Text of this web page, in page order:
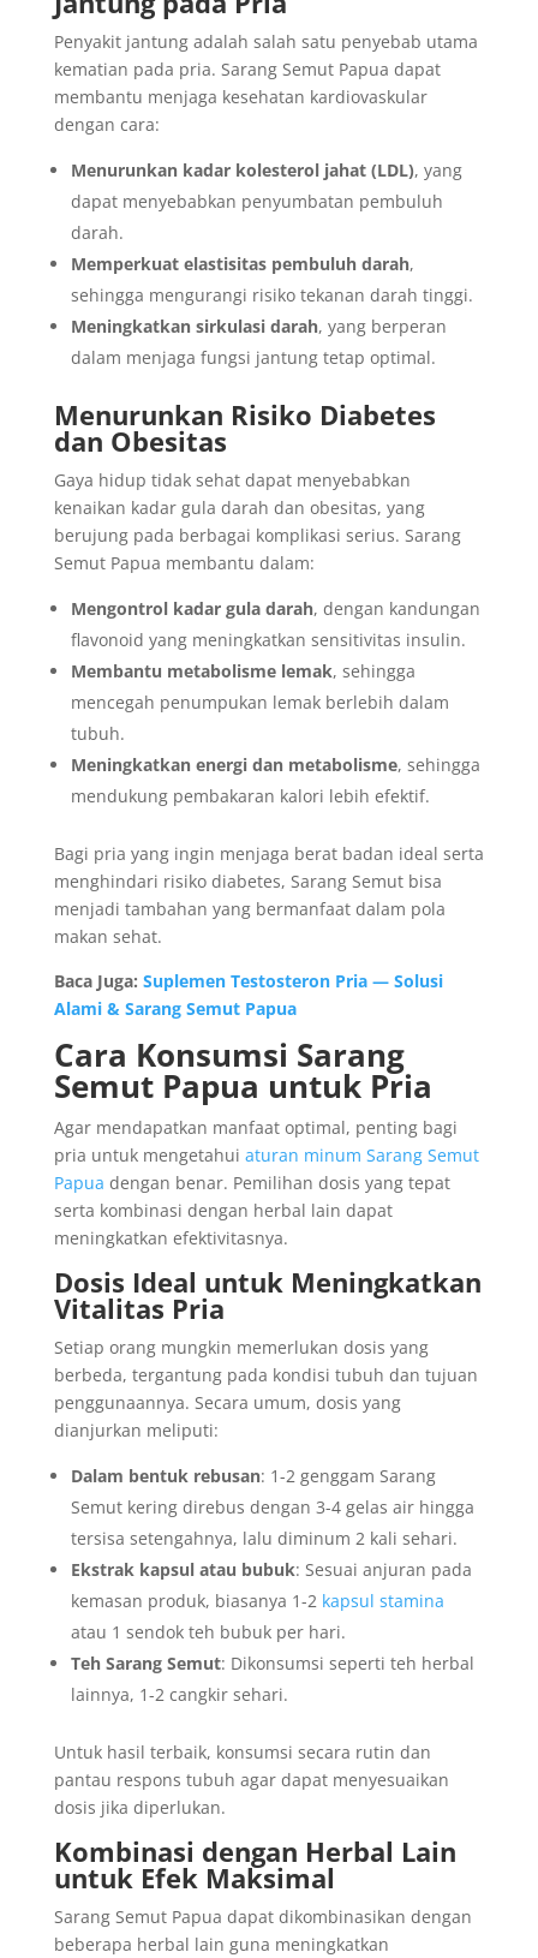
Penyakit jantung adalah salah satu penyebab utama
kematian pada pria. Sarang Semut Papua dapat
membantu menjaga kesehatan kardiovaskular
dengan cara:
Menurunkan kadar kolesterol jahat (LDL), yang
dapat menyebabkan penyumbatan pembuluh
darah.
Memperkuat elastisitas pembuluh darah,
sehingga mengurangi risiko tekanan darah tinggi.
Meningkatkan sirkulasi darah, yang berperan
dalam menjaga fungsi jantung tetap optimal.
Menurunkan Risiko Diabetes
dan Obesitas
Gaya hidup tidak sehat dapat menyebabkan
kenaikan kadar gula darah dan obesitas, yang
berujung pada berbagai komplikasi serius. Sarang
Semut Papua membantu dalam:
Mengontrol kadar gula darah, dengan kandungan
flavonoid yang meningkatkan sensitivitas insulin.
Membantu metabolisme lemak, sehingga
mencegah penumpukan lemak berlebih dalam
tubuh.
Meningkatkan energi dan metabolisme, sehingga
mendukung pembakaran kalori lebih efektif.
Bagi pria yang ingin menjaga berat badan ideal serta
menghindari risiko diabetes, Sarang Semut bisa
menjadi tambahan yang bermanfaat dalam pola
makan sehat.
Baca Juga: Suplemen Testosteron Pria — Solusi
Alami & Sarang Semut Papua
Cara Konsumsi Sarang
Semut Papua untuk Pria
Agar mendapatkan manfaat optimal, penting bagi
pria untuk mengetahui aturan minum Sarang Semut
Papua dengan benar. Pemilihan dosis yang tepat
serta kombinasi dengan herbal lain dapat
meningkatkan efektivitasnya.
Dosis Ideal untuk Meningkatkan
Vitalitas Pria
Setiap orang mungkin memerlukan dosis yang
berbeda, tergantung pada kondisi tubuh dan tujuan
penggunaannya. Secara umum, dosis yang
dianjurkan meliputi:
Dalam bentuk rebusan: 1-2 genggam Sarang
Semut kering direbus dengan 3-4 gelas air hingga
tersisa setengahnya, lalu diminum 2 kali sehari.
Ekstrak kapsul atau bubuk: Sesuai anjuran pada
kemasan produk, biasanya 1-2 kapsul stamina
atau 1 sendok teh bubuk per hari.
Teh Sarang Semut: Dikonsumsi seperti teh herbal
lainnya, 1-2 cangkir sehari.
Untuk hasil terbaik, konsumsi secara rutin dan
pantau respons tubuh agar dapat menyesuaikan
dosis jika diperlukan.
Kombinasi dengan Herbal Lain
untuk Efek Maksimal
Sarang Semut Papua dapat dikombinasikan dengan
beberapa herbal lain guna meningkatkan